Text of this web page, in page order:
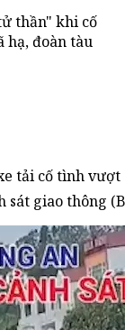
thần" khi cố
hạ, đoàn tàu
tải cố tình
sát giao thông